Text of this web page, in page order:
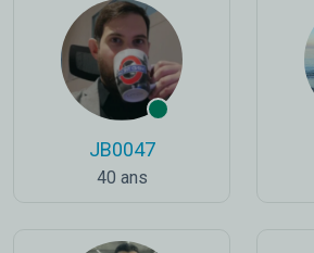
JB0047
40 ans